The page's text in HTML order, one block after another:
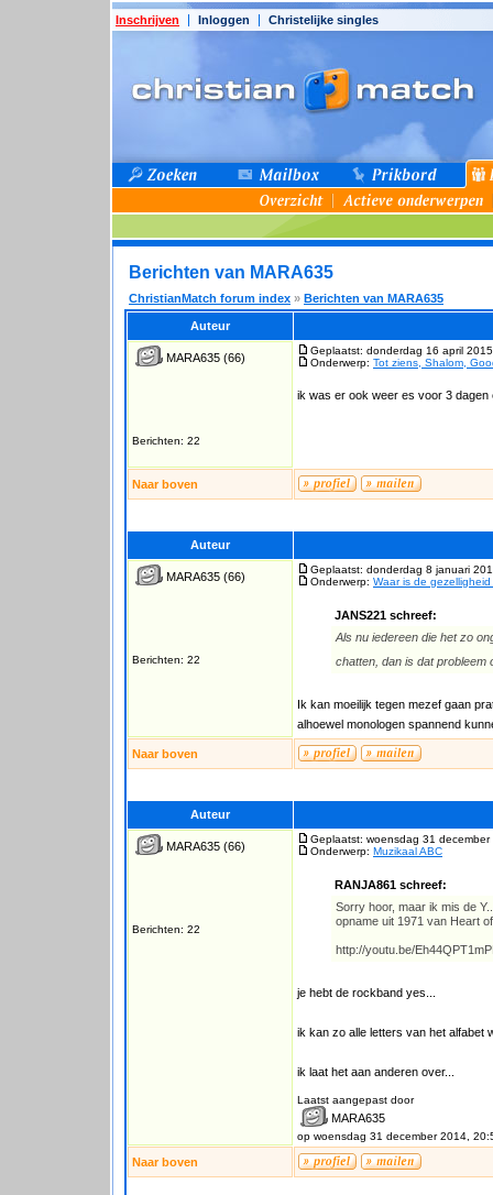
Inschrijven Inloggen Christelijke singles
Berichten van MARA635
ChristianMatch forum index » Berichten van MARA635
Auteur
MARA635 (66)
Berichten: 22
Geplaatst: donderdag 16 april
Onderwerp: Tot ziens, Shalom,
ik was er ook weer es voor 3
Naar boven
Auteur
MARA635 (66)
Berichten: 22
Geplaatst: donderdag 8 januari
Onderwerp: Waar is de
JANS221 schreef:
Als nu iedereen die het zo
chatten, dan is dat
Ik kan moeilijk tegen mezef gaan
alhoewel monologen spannend
Naar boven
Auteur
MARA635 (66)
Berichten: 22
Geplaatst: woensdag 31
Onderwerp: Muzikaal ABC
RANJA861 schreef:
Sorry hoor, maar ik mis de
opname uit 1971 van Heart
http://youtu.be/
je hebt de rockband yes...
ik kan zo alle letters van het alfabet
ik laat het aan anderen over...
Laatst aangepast door
MARA635
op woensdag 31 december 2014,
Naar boven